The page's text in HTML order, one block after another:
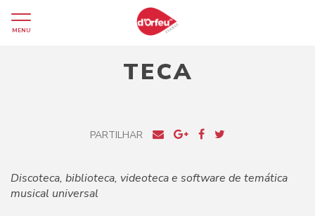
MENU
TECA
PARTILHAR
Discoteca, biblioteca, videoteca e software de temática
musical universal